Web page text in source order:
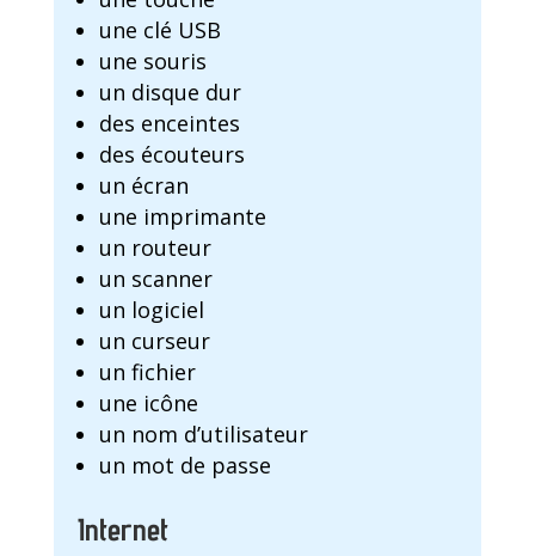
une clé USB
une souris
un disque dur
des enceintes
des écouteurs
un écran
une imprimante
un routeur
un scanner
un logiciel
un curseur
un fichier
une icône
un nom d’utilisateur
un mot de passe
Internet